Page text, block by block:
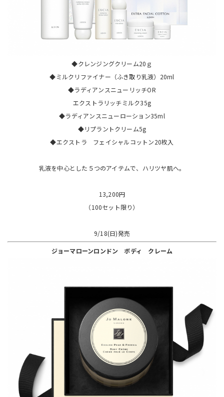
◆クレンジングクリーム20ｇ
◆ミルクリファイナー（ふき取り乳液）20ml
◆ラディアンスニューリッチOR
エクストラリッチミルク35g
◆ラディアンスニューローション35ml
◆リプラントクリーム5g
◆エクストラ フェイシャルコットン20枚入
乳液を中心とした５つのアイテムで、ハリツヤ肌へ。
13,200円
（100セット限り）
9/18(日)発売
ジョーマローンロンドン ボディ クレーム